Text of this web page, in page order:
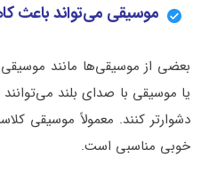
موسیقی می‌تواند
بعضی از موسیقی‌ها مانند موسیقی
یا موسیقی با صدای بلند
دشوارتر کنند. معمولاً موسیقی
خوبی مناسبی است.